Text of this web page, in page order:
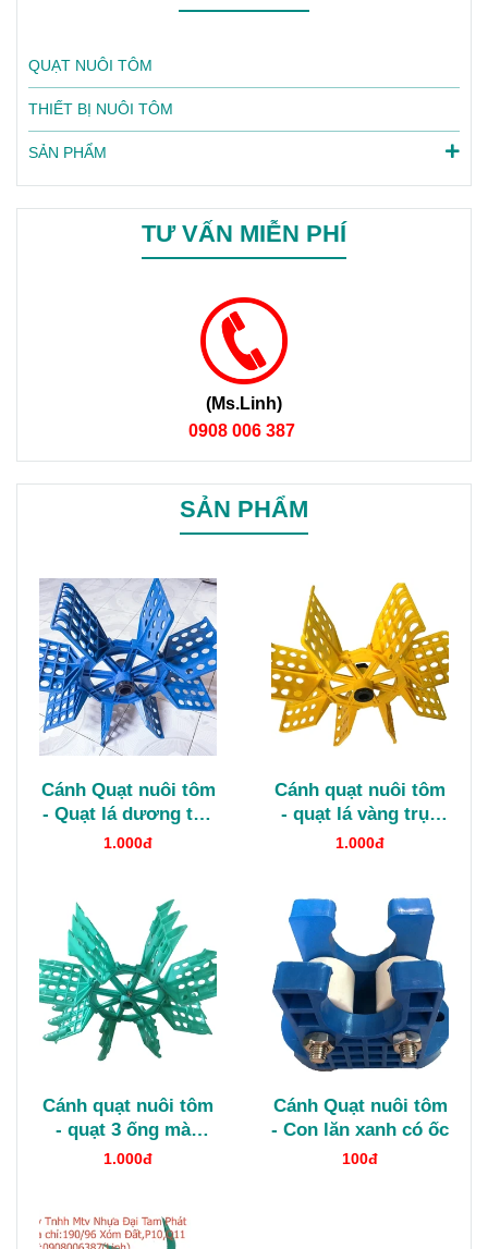
QUẠT NUÔI TÔM
THIẾT BỊ NUÔI TÔM
SẢN PHẨM
TƯ VẤN MIỄN PHÍ
(Ms.Linh)
0908 006 387
SẢN PHẨM
Cánh Quạt nuôi tôm
- Quạt lá dương tán
nhựa
1.000đ
Cánh quạt nuôi tôm
- quạt lá vàng trục
nhựa
1.000đ
Cánh quạt nuôi tôm
- quạt 3 ống màu
ngọc
1.000đ
Cánh Quạt nuôi tôm
- Con lăn xanh có ốc
100đ